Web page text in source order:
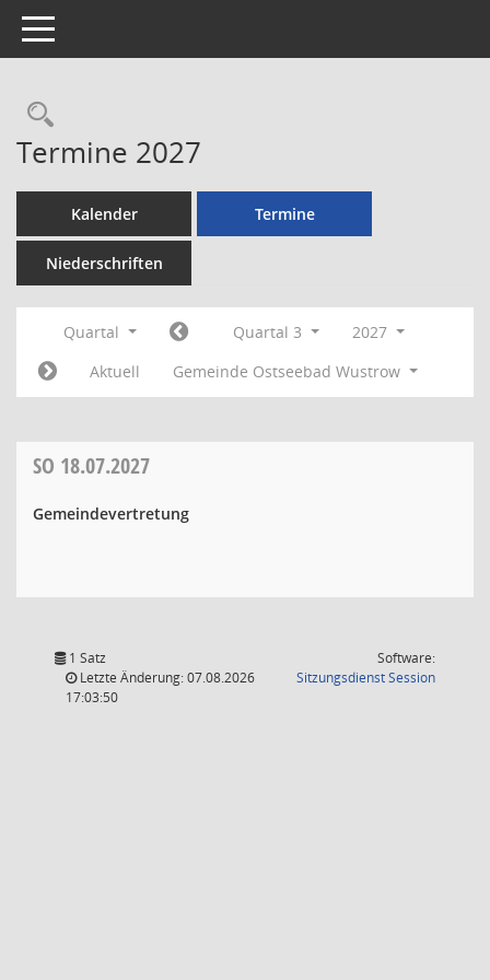
Toggle navigation
Rechercheauswahl
Termine 2027
Kalender Termine
Niederschriften
Quartal Quartal 3
2027
Aktuell
Gemeinde Ostseebad Wustrow
SO 18.07.2027
Gemeindevertretung
1 Satz
Letzte Änderung: 07.08.2026
17:03:50
Software:
SitzungsdienstSession(Wird in